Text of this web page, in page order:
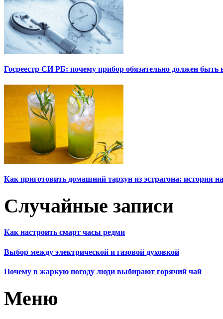
Госреестр СИ РБ: почему прибор обязательно должен быть
Как приготовить домашний тархун из эстрагона: история
Случайные записи
Как настроить смарт часы редми
Выбор между электрической и газовой духовкой
Почему в жаркую погоду люди выбирают горячий чай
Меню